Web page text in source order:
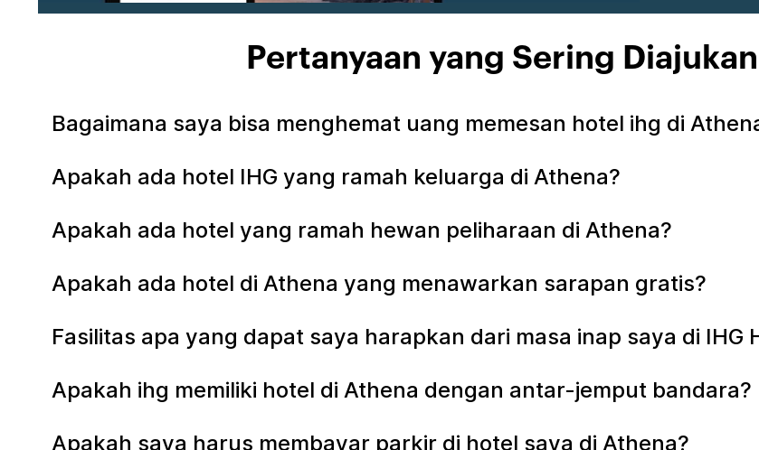
Pertanyaan yang Sering
Bagaimana saya bisa menghemat uang memesan hotel ihg di
Apakah ada hotel IHG yang ramah keluarga di Athena?
Apakah ada hotel yang ramah hewan peliharaan di Athena?
Apakah ada hotel di Athena yang menawarkan sarapan gratis?
Fasilitas apa yang dapat saya harapkan dari masa inap saya di IHG
Apakah ihg memiliki hotel di Athena dengan antar-jemput bandara?
Apakah saya harus membayar parkir di hotel saya di Athena?